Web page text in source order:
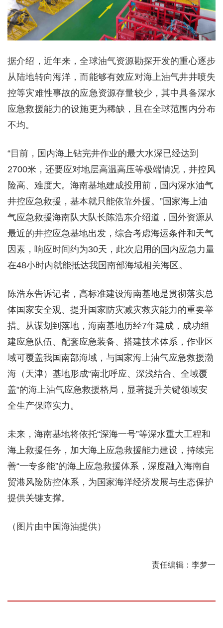
据介绍，近年来，全球油气资源勘探开发的重心逐步
从陆地转向海洋，而能够有效应对海上油气井井喷失
控等灾难性事故的应急资源存量较少，其中具备深水
应急救援能力的设施更为稀缺，且在全球范围内分布
不均。
“目前，国内海上钻完井作业的最大水深已经达到
2700米，还要应对地层高温高压等极端情况，井控风
险高、难度大。海南基地建成投用前，国内深水油气
井控应急救援，基本就只能依靠外援。”国家海上油
气应急救援海南队大队长陈浩东介绍道，国外资源从
最近的井控应急基地出发，综合考虑海运条件和天气
因素，响应时间约为30天，此次启用的国内应急力量
在48小时内就能抵达我国南部海域相关海区。
陈浩东告诉记者，高标准建设海南基地是贯彻落实总
体国家安全观、提升国家防灾减灾救灾能力的重要举
措。从谋划到落地，海南基地历经7年建成，成功组
建应急队伍、配套应急装备、搭建技术体系，作业区
域可覆盖我国南部海域，与国家海上油气应急救援渤
海（天津）基地形成“南北呼应、深浅结合、全域覆
盖”的海上油气应急救援格局，显著提升关键领域安
全生产保障实力。
未来，海南基地将依托“深海一号”等深水重大工程和
海上救援任务，加大海上应急救援能力建设，持续完
善“一专多能”的海上应急救援体系，深度融入海南自
贸港风险防控体系，为国家海洋经济发展与生态保护
提供关键支撑。
（图片由中国海油提供）
责任编辑：李梦一